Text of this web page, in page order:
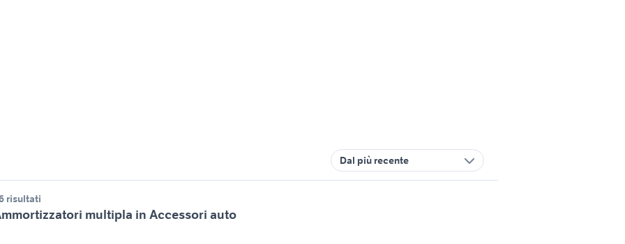
Dal più recente
risultati
multipla in Accessori auto